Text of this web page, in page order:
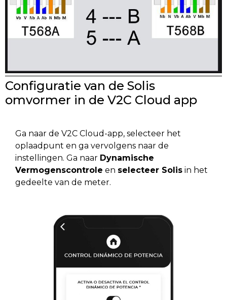
Configuratie van de Solis
omvormer in de V2C Cloud app
Ga naar de V2C Cloud-app, selecteer het
oplaadpunt en ga vervolgens naar de
instellingen. Ga naar Dynamische
Vermogenscontrole en selecteer Solis in het
gedeelte van de meter.